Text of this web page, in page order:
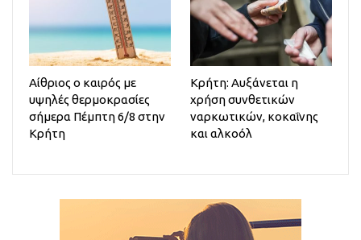
Αίθριος o καιρός με
υψηλές θερμοκρασίες
σήμερα Πέμπτη 6/8 στην
Κρήτη
Κρήτη: Αυξάνεται η
χρήση συνθετικών
ναρκωτικών, κοκαΐνης
και αλκοόλ